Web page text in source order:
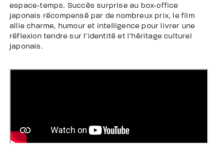
espace-temps. Succès surprise au box-office
japonais récompensé par de nombreux prix, le film
allie charme, humour et intelligence pour livrer une
réflexion tendre sur l’identité et l’héritage culturel
japonais.